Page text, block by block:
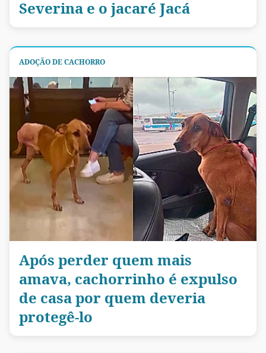
Severina e o jacaré Jacá
ADOÇÃO DE CACHORRO
Após perder quem mais
amava, cachorrinho é expulso
de casa por quem deveria
protegê-lo